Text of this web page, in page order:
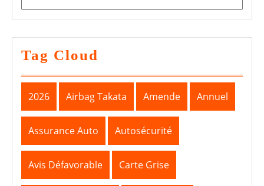
Tag Cloud
2026 Airbag Takata Amende Annuel
Assurance Auto Autosécurité
Avis Défavorable Carte Grise